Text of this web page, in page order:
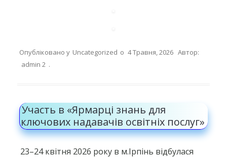
Опубліковано у Uncategorized о 4 Травня, 2026 Автор:
admin 2 .
Участь в «Ярмарці знань для
ключових надавачів освітніх послуг»
23–24 квітня 2026 року в м.Ірпінь відбулася